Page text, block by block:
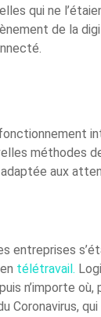
qui ne
de la
méthodes
aux
entreprises
télétravail.
n’importe où,
Coronavirus,